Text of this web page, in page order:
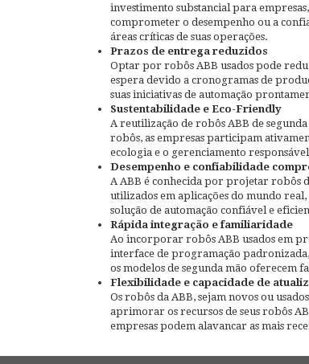
investimento substancial para
comprometer o desempenho ou a
áreas críticas de suas operações.
Prazos de entrega reduzidos
Optar por robôs ABB usados pode
espera devido a cronogramas de
suas iniciativas de automação
Sustentabilidade e Eco-Friendly
A reutilização de robôs ABB de
robôs, as empresas participam
ecologia e o gerenciamento
Desempenho e confiabilidade
A ABB é conhecida por projetar robôs
utilizados em aplicações do mundo
solução de automação confiável e
Rápida integração e familiaridade
Ao incorporar robôs ABB usados em
interface de programação
os modelos de segunda mão oferecem
Flexibilidade e capacidade de
Os robôs da ABB, sejam novos ou
aprimorar os recursos de seus robôs
empresas podem alavancar as mais